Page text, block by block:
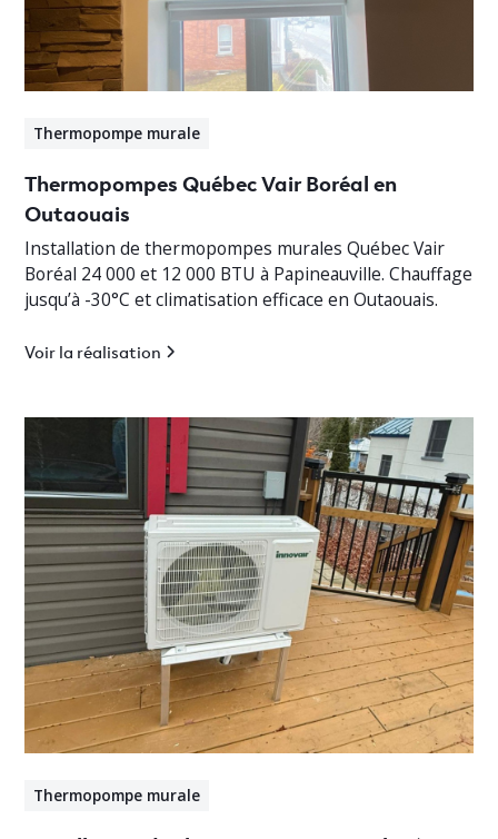
Thermopompe murale
Thermopompes Québec Vair Boréal en
Outaouais
Installation de thermopompes murales Québec Vair
Boréal 24 000 et 12 000 BTU à Papineauville. Chauffage
jusqu’à -30°C et climatisation efficace en Outaouais.
Voir la réalisation
Thermopompe murale